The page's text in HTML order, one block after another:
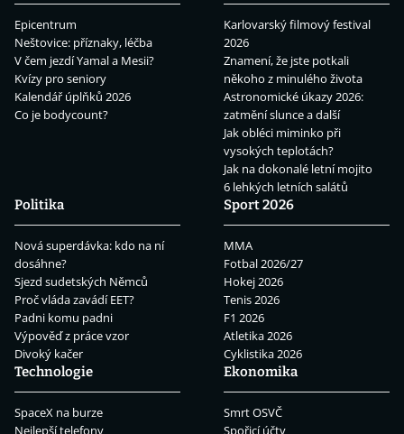
Epicentrum
Neštovice: příznaky, léčba
V čem jezdí Yamal a Mesii?
Kvízy pro seniory
Kalendář úplňků 2026
Co je bodycount?
Karlovarský filmový festival
2026
Znamení, že jste potkali
někoho z minulého života
Astronomické úkazy 2026:
zatmění slunce a další
Jak obléci miminko při
vysokých teplotách?
Jak na dokonalé letní mojito
6 lehkých letních salátů
Politika
Nová superdávka: kdo na ní
dosáhne?
Sjezd sudetských Němců
Proč vláda zavádí EET?
Padni komu padni
Výpověď z práce vzor
Divoký kačer
Sport 2026
MMA
Fotbal 2026/27
Hokej 2026
Tenis 2026
F1 2026
Atletika 2026
Cyklistika 2026
Technologie
SpaceX na burze
Nejlepší telefony
Ekonomika
Smrt OSVČ
Spořicí účty